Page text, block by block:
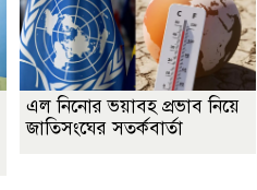
এল নিনোর ভয়াবহ প্রভাব নিয়ে
জাতিসংঘের সতর্কবার্তা